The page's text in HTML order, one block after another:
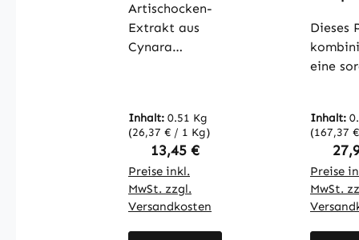
- 90 Kapseln -
schluckfreund
lich -
Vitalstoffe
Artischocken-
Extrakt aus
Cynara
2,5% Cynarin,
ein wichtiger
Bestandteil
der
Artischocke,
Inhalt: 0.51 Kg
(26,37 € / 1 Kg)
Regulärer Preis:
13,45 €
Preise inkl.
MwSt. zzgl.
Versandkosten
lich -
m,
ng
Dieses
eine
und
Inhalt:
(167,37
Preise
MwSt.